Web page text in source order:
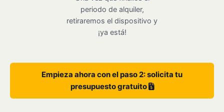
periodo de alquiler,
retiraremos el dispositivo y
¡ya está!
Empieza ahora con el paso 2: solicita tu
presupuesto gratuito